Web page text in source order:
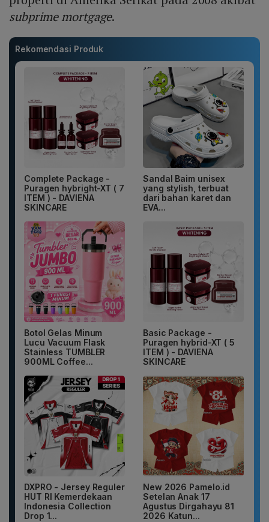
subprime mortgage.
Rekomendasi Produk
Complete Package -
Puragen hybright-XT ( 7
ITEM ) - DAVIENA
SKINCARE
Sandal Baim unisex
yang stylish, terbuat
dari bahan karet dan
EVA...
Botol Gelas Minum
Lucu Vacuum Flask
Stainless TUMBLER
900ML Coffee...
Basic Package -
Puragen hybrid-XT ( 5
ITEM ) - DAVIENA
SKINCARE
DXPRO - Jersey Reguler
HUT RI Kemerdekaan
Indonesia Collection
Drop 1...
New 2026 Pamelo.id
Setelan Anak 17
Agustus Dirgahayu 81
2026 Katun...